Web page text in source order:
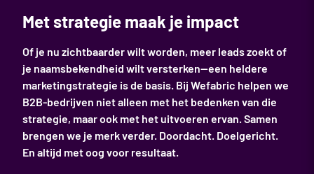
Met strategie maak je impact
Of je nu zichtbaarder wilt worden, meer leads zoekt of
je naamsbekendheid wilt versterken—een heldere
marketingstrategie is de basis. Bij Wefabric helpen we
B2B-bedrijven niet alleen met het bedenken van die
strategie, maar ook met het uitvoeren ervan. Samen
brengen we je merk verder. Doordacht. Doelgericht.
En altijd met oog voor resultaat.